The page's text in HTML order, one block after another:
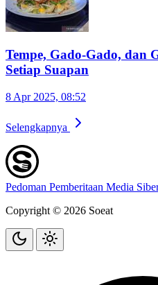
Tempe, Gado-Gado, dan
Setiap Suapan
8 Apr 2025, 08:52
Selengkapnya
Pedoman Pemberitaan Media
Copyright © 2026 Soeat